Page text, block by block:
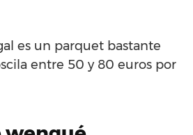
es un parquet bastante
entre 50 y 80 euros por